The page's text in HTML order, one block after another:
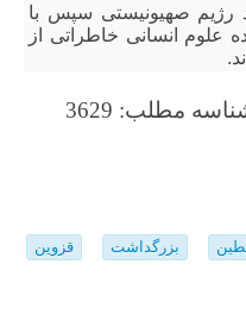
رژیم صهیونیستی سپس با
علوم انسانی خاطراتی از
مطلب: 3629
بزرگداشت
قزوین